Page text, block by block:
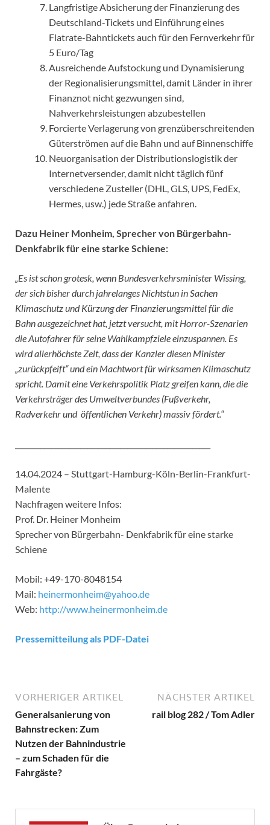
Langfristige Absicherung der Finanzierung des
Deutschland-Tickets und Einführung eines
Flatrate-Bahntickets auch für den Fernverkehr für
5 Euro/Tag
Ausreichende Aufstockung und Dynamisierung
der Regionalisierungsmittel, damit Länder in ihrer
Finanznot nicht gezwungen sind,
Nahverkehrsleistungen abzubestellen
Forcierte Verlagerung von grenzüberschreitenden
Güterströmen auf die Bahn und auf Binnenschiffe
Neuorganisation der Distributionslogistik der
Internetversender, damit nicht täglich fünf
verschiedene Zusteller (DHL, GLS, UPS, FedEx,
Hermes, usw.) jede Straße anfahren.
Dazu Heiner Monheim, Sprecher von Bürgerbahn-
Denkfabrik für eine starke Schiene:
„Es ist schon grotesk, wenn Bundesverkehrsminister Wissing,
der sich bisher durch jahrelanges Nichtstun in Sachen
Klimaschutz und Kürzung der Finanzierungsmittel für die
Bahn ausgezeichnet hat, jetzt versucht, mit Horror-Szenarien
die Autofahrer für seine Wahlkampfziele einzuspannen. Es
wird allerhöchste Zeit, dass der Kanzler diesen Minister
„zurückpfeift“ und ein Machtwort für wirksamen Klimaschutz
spricht. Damit eine Verkehrspolitik Platz greifen kann, die die
Verkehrsträger des Umweltverbundes (Fußverkehr,
Radverkehr und öffentlichen Verkehr) massiv fördert.“
14.04.2024 – Stuttgart-Hamburg-Köln-Berlin-Frankfurt-
Malente
Nachfragen weitere Infos:
Prof. Dr. Heiner Monheim
Sprecher von Bürgerbahn- Denkfabrik für eine starke
Schiene
Mobil: +49-170-8048154
Mail: heinermonheim@yahoo.de
Web: http://www.heinermonheim.de
Pressemitteilung als PDF-Datei
VORHERIGER ARTIKEL
Generalsanierung von
Bahnstrecken: Zum
Nutzen der Bahnindustrie
– zum Schaden für die
Fahrgäste?
NÄCHSTER ARTIKEL
rail blog 282 / Tom Adler